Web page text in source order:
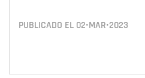
PUBLICADO EL 02•MAR•2023